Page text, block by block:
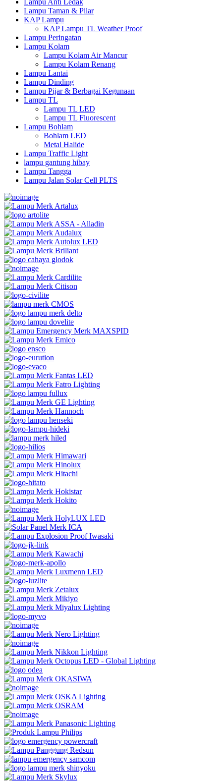
Lampu Anti Ledak
Lampu Taman & Pilar
KAP Lampu
KAP Lampu TL Weather Proof
Lampu Peringatan
Lampu Kolam
Lampu Kolam Air Mancur
Lampu Kolam Renang
Lampu Lantai
Lampu Dinding
Lampu Pijar & Berbagai Kegunaan
Lampu TL
Lampu TL LED
Lampu TL Fluorescent
Lampu Bohlam
Bohlam LED
Metal Halide
Lampu Traffic Light
lampu gantung hibay
Lampu Tangga
Lampu Jalan Solar Cell PLTS